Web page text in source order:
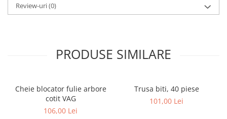
Review-uri(0)
PRODUSE SIMILARE
Cheie blocator fulie arbore
cotit VAG
106,00 Lei
Trusa biti, 40 piese
101,00 Lei